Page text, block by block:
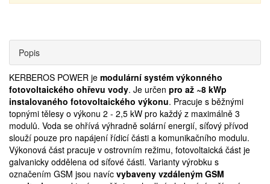
Popis
KERBEROS POWER je modulární systém výkonného
fotovoltaického ohřevu vody. Je určen pro až ~8 kWp
instalovaného fotovoltaického výkonu. Pracuje s běžnými
topnými tělesy o výkonu 2 - 2,5 kW pro každý z maximálně 3
modulů. Voda se ohřívá výhradně solární energií, síťový přívod
slouží pouze pro napájení řídicí části a komunikačního modulu.
Výkonová část pracuje v ostrovním režimu, fotovoltaická část je
galvanicky oddělena od síťové části. Varianty výrobku s
označením GSM jsou navíc vybaveny vzdáleným GSM